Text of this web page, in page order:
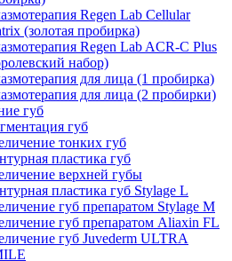
Regen Lab Cellular
(золотая пробирка)
Regen Lab ACR-C Plus
набор)
для лица (1 пробирка)
для лица (2 пробирки)
губ
губ
тонких губ
пластика губ
верхней губы
пластика губ Stylage L
губ препаратом Stylage M
губ препаратом Aliaxin FL
губ Juvederm ULTRA